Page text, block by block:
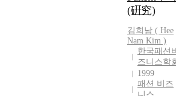
(硏究)
김희남 ( Hee
Nam Kim )
한국패션
즈니스학
1999
패션 비즈